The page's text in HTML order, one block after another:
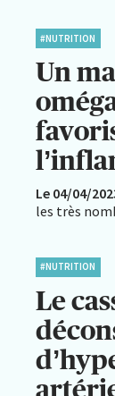
#NUTRITION
Un
Le 04/04/
les très
#NUTRITION
Le